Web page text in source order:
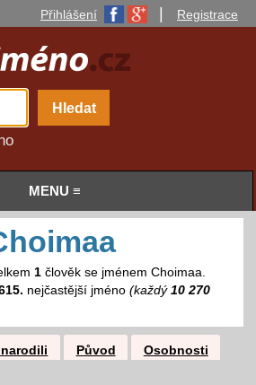
Přihlášení Registrace
MENU ≡
1člověk se jménem Choimaa.
nejčastější jméno (každý 10 270
Původ
Osobnosti